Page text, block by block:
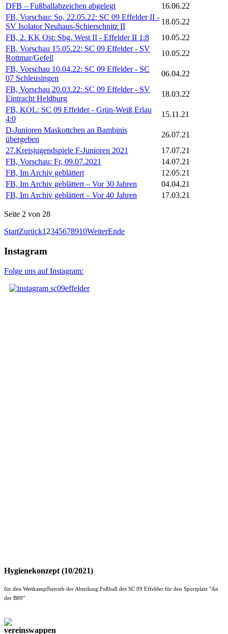
DFB – Fußballabzeichen abgelegt
16.06.22
FB, Vorschau: So, 22.05.22: SC 09 Effelder II -
SV Isolator Neuhaus-Schierschnitz II
18.05.22
FB, 2. KK Ost: Sbg. West II - Effelder II 1:8
10.05.22
FB, Vorschau 15.05.22: SC 09 Effelder - SV
Rottmar/Gefell
10.05.22
FB, Vorschau 10.04.22: SC 09 Effelder - SC
07 Schleusingen
06.04.22
FB, Vorschau 20.03.22: SC 09 Effelder - SV
Eintracht Heldburg
18.03.22
FB, KOL: SC 09 Effelder - Grün-Weiß Erlau
4:0
15.11.21
D-Junioren Maskottchen an Bambinis
übergeben
26.07.21
27.Kreisjugendspiele F-Junioren 2021
17.07.21
FB, Vorschau: Fr, 09.07.2021
14.07.21
FB, Im Archiv geblättert
12.05.21
FB, Im Archiv geblättert – Vor 30 Jahren
04.04.21
FB, Im Archiv geblättert – Vor 40 Jahren
17.03.21
Seite 2 von 28
StartZurück1 2345678910WeiterEnde
Instagram
Folge uns auf Instagram:
Hygienekonzept (10/2021)
für den Wettkampfbetrieb der Abteilung Fußball des SC 09 Effelder für den Sportplatz "An
der B89"